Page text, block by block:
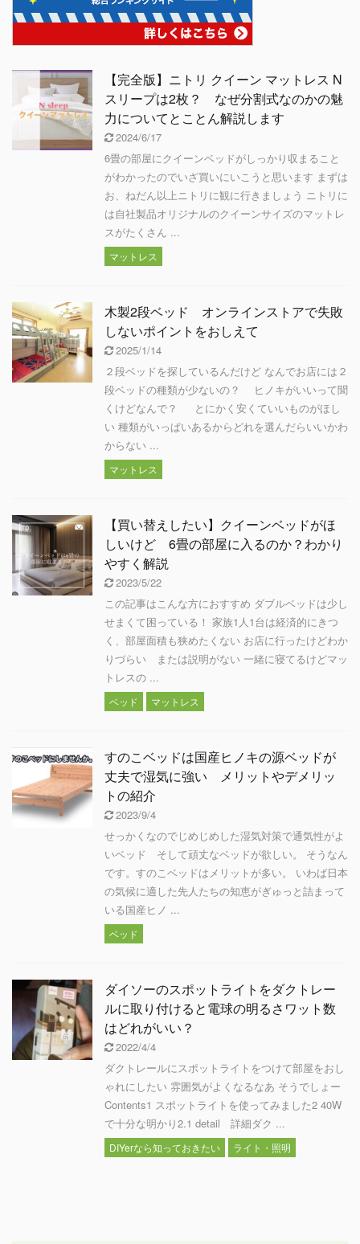
【完全版】ニトリ クイーン マットレス N
スリープは2枚？ なぜ分割式なのかの魅
力についてとことん解説します
2024/6/17
6畳の部屋にクイーンベッドがしっかり収まること
がわかったのでいざ買いにいこうと思います まずは
お、ねだん以上ニトリに観に行きましょう ニトリに
は自社製品オリジナルのクイーンサイズのマットレ
スがたくさん ...
マットレス
木製2段ベッド オンラインストアで失敗
しないポイントをおしえて
2025/1/14
２段ベッドを探しているんだけど なんでお店には２
段ベッドの種類が少ないの？ ヒノキがいいって聞
くけどなんで？ とにかく安くていいものがほし
い 種類がいっぱいあるからどれを選んだらいいかわ
からない ...
マットレス
【買い替えしたい】クイーンベッドがほ
しいけど 6畳の部屋に入るのか？わかり
やすく解説
2023/5/22
この記事はこんな方におすすめ ダブルベッドは少し
せまくて困っている！ 家族1人1台は経済的にきつ
く、部屋面積も狭めたくない お店に行ったけどわか
りづらい または説明がない 一緒に寝てるけどマッ
トレスの ...
ベッド マットレス
すのこベッドは国産ヒノキの源ベッドが
丈夫で湿気に強い メリットやデメリッ
トの紹介
2023/9/4
せっかくなのでじめじめした湿気対策で通気性がよ
いベッド そして頑丈なベッドが欲しい。 そうなん
です。すのこベッドはメリットが多い。 いわば日本
の気候に適した先人たちの知恵がぎゅっと詰まって
いる国産ヒノ ...
ベッド
ダイソーのスポットライトをダクトレー
ルに取り付けると電球の明るさワット数
はどれがいい？
2022/4/4
ダクトレールにスポットライトをつけて部屋をおし
ゃれにしたい 雰囲気がよくなるなあ そうでしょー
Contents1 スポットライトを使ってみました2 40W
で十分な明かり2.1 detail 詳細ダク ...
DIYerなら知っておきたい ライト・照明